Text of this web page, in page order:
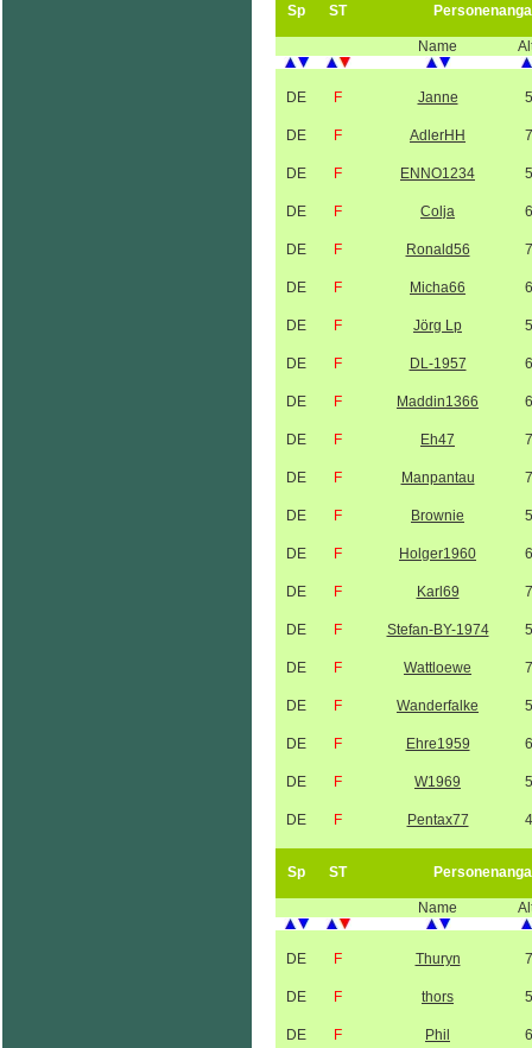
Sp ST
Name
DE F Janne
DE F AdlerHH
DE F ENNO1234
DE F Colja
DE F Ronald56
DE F Micha66
DE F Jörg Lp
DE F DL-1957
DE F Maddin1366
DE F Eh47
DE F Manpantau
DE F Brownie
DE F Holger1960
DE F Karl69
DE F Stefan-BY-1974
DE F Wattloewe
DE F Wanderfalke
DE F Ehre1959
DE F W1969
DE F Pentax77
Sp ST
Name
DE F Thuryn
DE F thors
DE F Phil